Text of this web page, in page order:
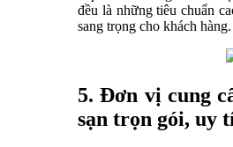
đều là những tiêu chuẩn
sang trọng cho khách hàng.
5.Đơn vị cung
sạn trọn gói, uy